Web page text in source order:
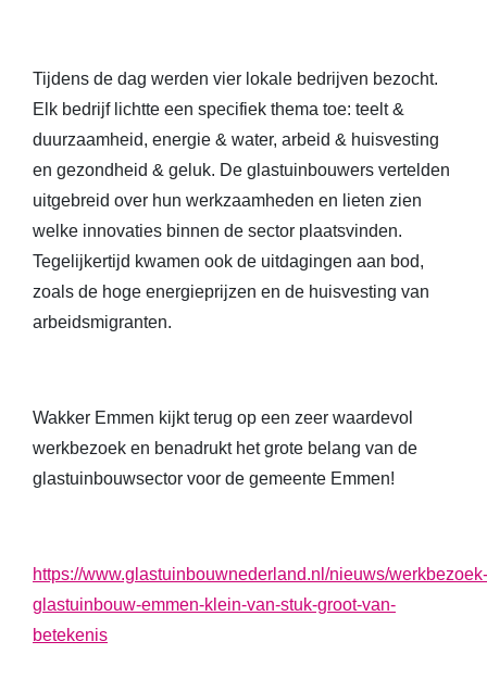
Tijdens de dag werden vier lokale bedrijven bezocht.
Elk bedrijf lichtte een specifiek thema toe: teelt &
duurzaamheid, energie & water, arbeid & huisvesting
en gezondheid & geluk. De glastuinbouwers vertelden
uitgebreid over hun werkzaamheden en lieten zien
welke innovaties binnen de sector plaatsvinden.
Tegelijkertijd kwamen ook de uitdagingen aan bod,
zoals de hoge energieprijzen en de huisvesting van
arbeidsmigranten.
Wakker Emmen kijkt terug op een zeer waardevol
werkbezoek en benadrukt het grote belang van de
glastuinbouwsector voor de gemeente Emmen!
https://www.glastuinbouwnederland.nl/nieuws/werkbezoek-
glastuinbouw-emmen-klein-van-stuk-groot-van-
betekenis